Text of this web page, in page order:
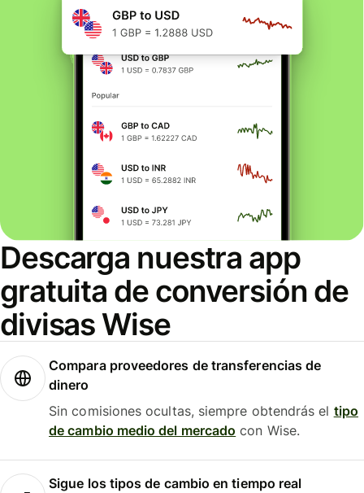
Descarga nuestra app
gratuita de conversión de
divisas Wise
Compara proveedores de transferencias de
dinero
Sin comisiones ocultas, siempre obtendrás el tipo
de cambio medio del mercado con Wise.
Sigue los tipos de cambio en tiempo real